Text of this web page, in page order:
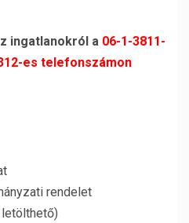
ingatlanokról a 06-1-3811-
es telefonszámon
rendelet
letölthető)